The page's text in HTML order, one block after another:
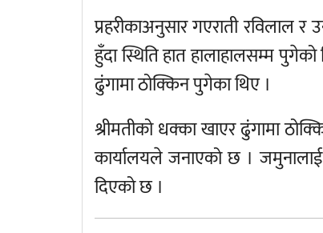
प्रहरीकाअनुसार गएराती रविलाल र
हुँदा स्थिति हात हालाहालसम्म पुगेको
ढुंगामा ठोक्किन पुगेका थिए ।
श्रीमतीको धक्का खाएर ढुंगामा
कार्यालयले जनाएको छ ।
दिएको छ ।